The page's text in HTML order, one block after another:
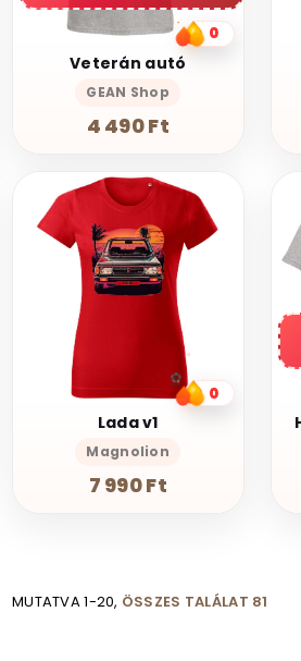
Önazonos
0
Veterán autó
GEAN Shop
4 490 Ft
0
Lada v1
Magnolion
7 990 Ft
MUTATVA 1-20, ÖSSZES TALÁLAT 81